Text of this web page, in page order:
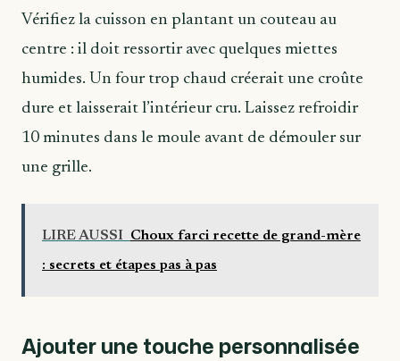
Vérifiez la cuisson en plantant un couteau au
centre : il doit ressortir avec quelques miettes
humides. Un four trop chaud créerait une croûte
dure et laisserait l’intérieur cru. Laissez refroidir
10 minutes dans le moule avant de démouler sur
une grille.
LIRE AUSSI Choux farci recette de grand-mère
: secrets et étapes pas à pas
Ajouter une touche personnalisée